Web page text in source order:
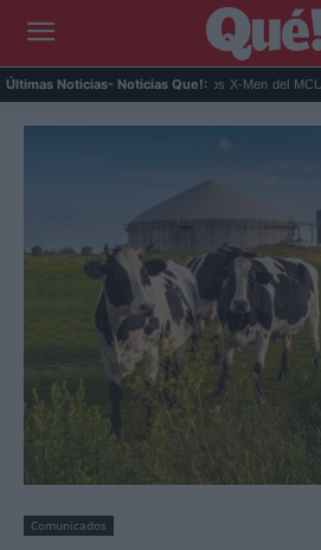
Últimas Noticias- Noticias Que!:
Connor será Cíclope en los X-Men del MCU y Hea...
Comunicados